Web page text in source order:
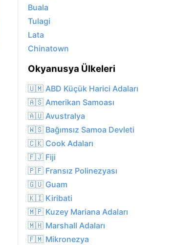
Buala
Tulagi
Lata
Chinatown
Okyanusya Ülkeleri
🇺🇲 ABD Küçük Harici Adaları
🇦🇸 Amerikan Samoası
🇦🇺 Avustralya
🇼🇸 Bağımsız Samoa Devleti
🇨🇰 Cook Adaları
🇫🇯 Fiji
🇵🇫 Fransız Polinezyası
🇬🇺 Guam
🇰🇮 Kiribati
🇲🇵 Kuzey Mariana Adaları
🇲🇭 Marshall Adaları
🇫🇲 Mikronezya